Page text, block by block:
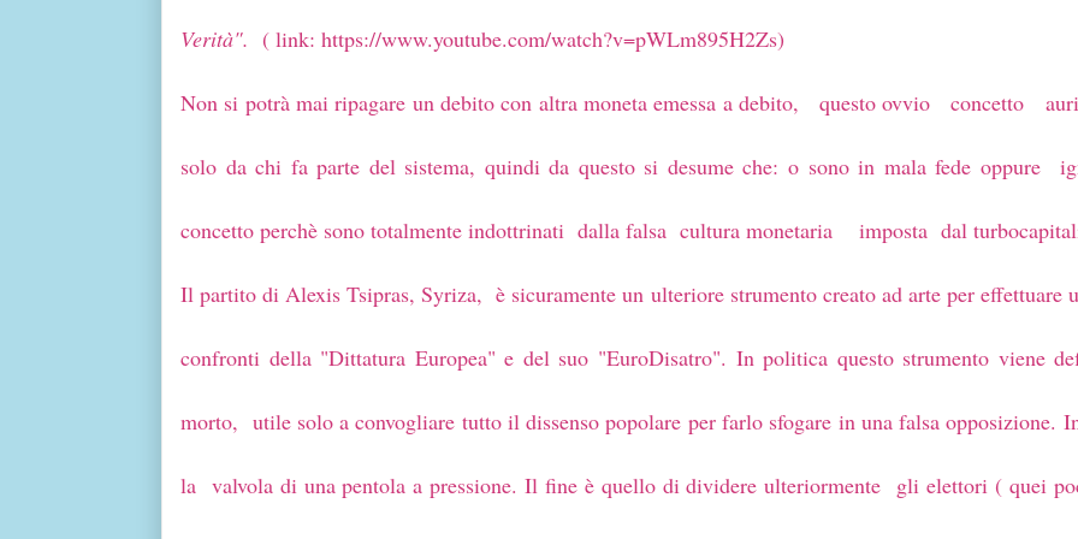
Verità". ( link: https://www.youtube.com/watch?v=pWLm895H2Zs)
Non si potrà mai ripagare un debito con altra moneta emessa a debito, questo ovvio concetto
solo da chi fa parte del sistema, quindi da questo si desume che: o sono in mala fede oppure
concetto perchè sono totalmente indottrinati dalla falsa cultura monetaria imposta dal
Il partito di Alexis Tsipras, Syriza, è sicuramente un ulteriore strumento creato ad arte per effettuare
confronti della "Dittatura Europea" e del suo "EuroDisatro". In politica questo strumento viene
morto, utile solo a convogliare tutto il dissenso popolare per farlo sfogare in una falsa opposizione.
la valvola di una pentola a pressione. Il fine è quello di dividere ulteriormente gli elettori ( quei